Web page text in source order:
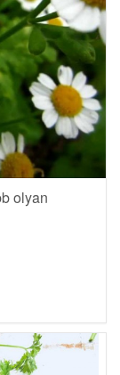
olyan